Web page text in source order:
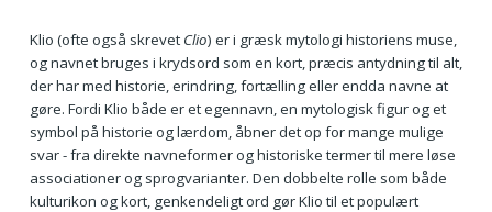
Klio (ofte også skrevet Clio) er i græsk mytologi historiens muse,
og navnet bruges i krydsord som en kort, præcis antydning til alt,
der har med historie, erindring, fortælling eller endda navne at
gøre. Fordi Klio både er et egennavn, en mytologisk figur og et
symbol på historie og lærdom, åbner det op for mange mulige
svar - fra direkte navneformer og historiske termer til mere løse
associationer og sprogvarianter. Den dobbelte rolle som både
kulturikon og kort, genkendeligt ord gør Klio til et populært